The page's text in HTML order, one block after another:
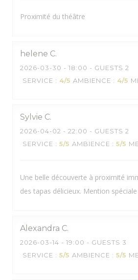
Proximité du théâtre
helene C
2026-03-30 - 18:00 - GUESTS 2
SERVICE : 4/5 AMBIENCE : 4/5
Sylvie C
2026-04-02 - 22:00 - GUESTS 2
SERVICE : 5/5 AMBIENCE : 5/5
Une belle découverte à proximité
des tapas délicieux. Mention
Alexandra C
2026-03-14 - 19:00 - GUESTS 3
SERVICE : 5/5 AMBIENCE : 5/5